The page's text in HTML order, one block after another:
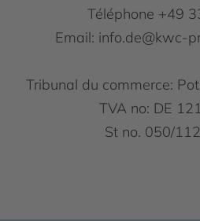
Téléphone +49
Email: info.de@kwc-
Tribunal du commerce:
TVA no: DE
St no. 050/